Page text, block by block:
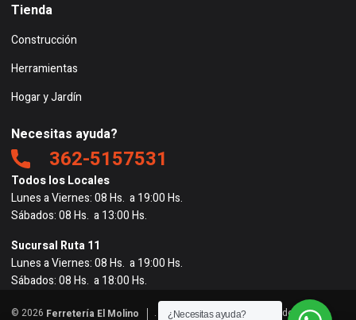
Tienda
Construcción
Herramientas
Hogar y Jardín
Necesitas ayuda?
362-5157531
Todos los Locales
Lunes a Viernes: 08 Hs. a 19:00 Hs.
Sábados: 08 Hs. a 13:00 Hs.
Sucursal Ruta 11
Lunes a Viernes: 08 Hs. a 19:00 Hs.
Sábados: 08 Hs. a 18:00 Hs.
© 2026 Ferretería El Molino . Todos los derechos reservados. |
¿Necesitas ayuda?